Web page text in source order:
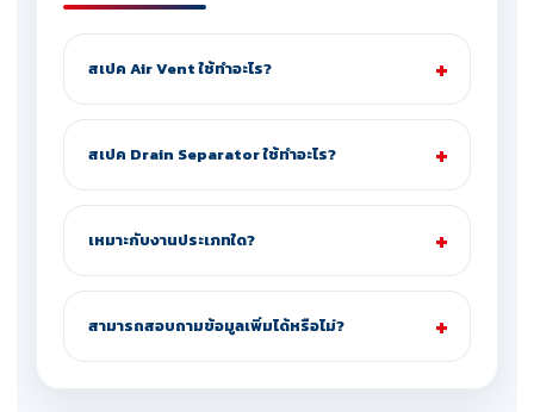
สเปค Air Vent ใช้ทำอะไร?
สเปค Drain Separator ใช้ทำอะไร?
เหมาะกับงานประเภทใด?
สามารถสอบถามข้อมูลเพิ่มได้หรือไม่?